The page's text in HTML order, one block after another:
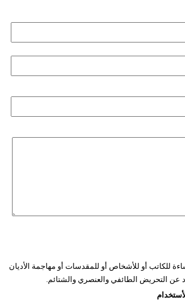
للكاتب أو للأشخاص أو للمقدسات أو مهاجمة الأديان
عن التحريض الطائفي والعنصري والشتائم.